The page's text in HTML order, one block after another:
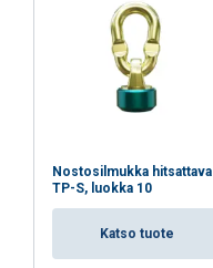
Ominaisuudet:
Nostosilmukka hitsattava
TP-S, luokka 10
Katso tuote